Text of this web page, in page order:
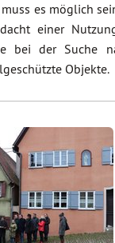
es möglich
einer
bei der Suche
Objekte.